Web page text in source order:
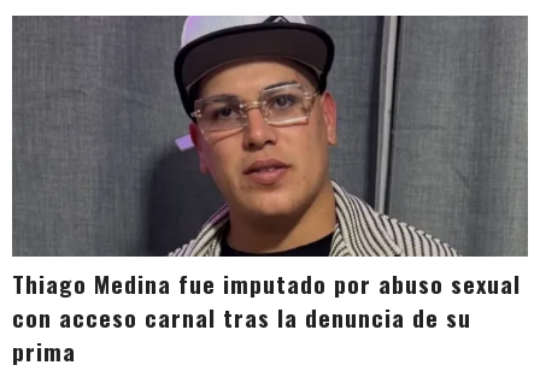
Thiago Medina fue imputado por abuso sexual
con acceso carnal tras la denuncia de su
prima